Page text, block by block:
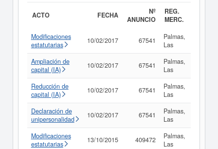
ACTO FECHA
Nº
ANUNCIO
REG.
MERC.
Modificaciones
estatutarias
10/02/2017 67541
Palmas,
Las
Ampliación de
capital (IA)
10/02/2017 67541
Palmas,
Las
Reducción de
capital (IA)
10/02/2017 67541
Palmas,
Las
Declaración de
unipersonalidad
10/02/2017 67541
Palmas,
Las
Modificaciones
estatutarias
13/10/2015 409472
Palmas,
Las